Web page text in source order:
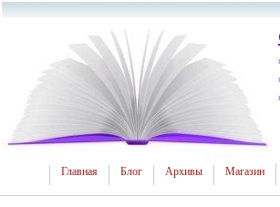
Главная Блог Архивы Магазин